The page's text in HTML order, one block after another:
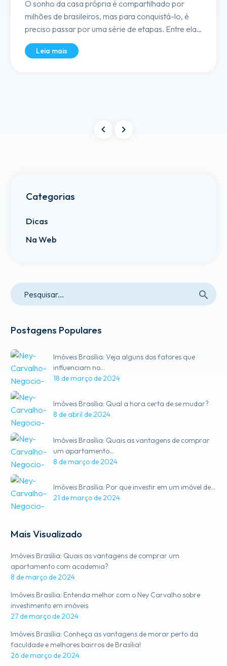
O sonho da casa própria é compartilhado por
milhões de brasileiros, mas para conquistá-lo, é
preciso passar por uma série de etapas. Entre elas,
a escolha de um bom corretor de imóveis. Ter um
profissional qualificado ao seu lado no processo
Leia mais
Categorias
Dicas
Na Web
Postagens Populares
Imóveis Brasília: Veja alguns dos fatores que
influenciam no…
18 de março de 2024
Imóveis Brasília: Qual a hora certa de se mudar?
8 de abril de 2024
Imóveis Brasília: Quais as vantagens de comprar
um apartamento…
8 de março de 2024
Imóveis Brasília: Por que investir em um imóvel de…
21 de março de 2024
Mais Visualizado
Imóveis Brasília: Quais as vantagens de comprar um
apartamento com academia?
8 de março de 2024
Imóveis Brasília: Entenda melhor com o Ney Carvalho sobre
investimento em imóveis
27 de março de 2024
Imóveis Brasília: Conheça as vantagens de morar perto da
faculdade e melhores bairros de Brasília!
26 de março de 2024